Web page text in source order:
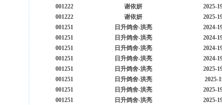
001222
谢依妍
2025-
001222
谢依妍
2025-
001251
日升鸽舍-洪亮
2024-
001251
日升鸽舍-洪亮
2024-
001251
日升鸽舍-洪亮
2024-
001251
日升鸽舍-洪亮
2024-
001251
日升鸽舍-洪亮
2025-
001251
日升鸽舍-洪亮
2025-
001251
日升鸽舍-洪亮
2025-
001251
日升鸽舍-洪亮 2025-